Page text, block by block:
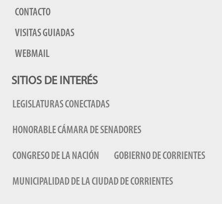
CONTACTO
VISITAS GUIADAS
WEBMAIL
SITIOS DE INTERÉS
LEGISLATURAS CONECTADAS
HONORABLE CÁMARA DE SENADORES
CONGRESO DE LA NACIÓN GOBIERNO DE CORRIENTES
MUNICIPALIDAD DE LA CIUDAD DE CORRIENTES